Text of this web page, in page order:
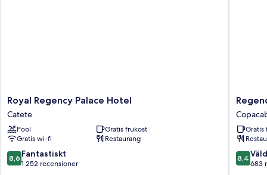
Royal
Regency
Palace
Hotel
Catete
Royal Regency Palace Hotel
Catete
Pool
Gratis frukost
Gratis wi-fi
Restaurang
8.6
av
8,6 Fantastiskt
1 252 recensioner
Park
Hotel
Gratis
8.4
av
8,4
683